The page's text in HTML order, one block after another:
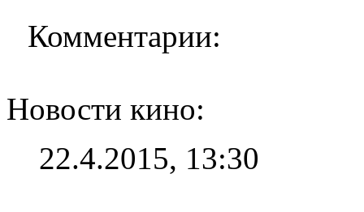
Комментарии:
Новости кино:
22.4.2015, 13:30